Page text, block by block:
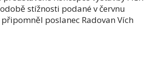
stížnosti podané v červnu
poslanec Radovan Vích